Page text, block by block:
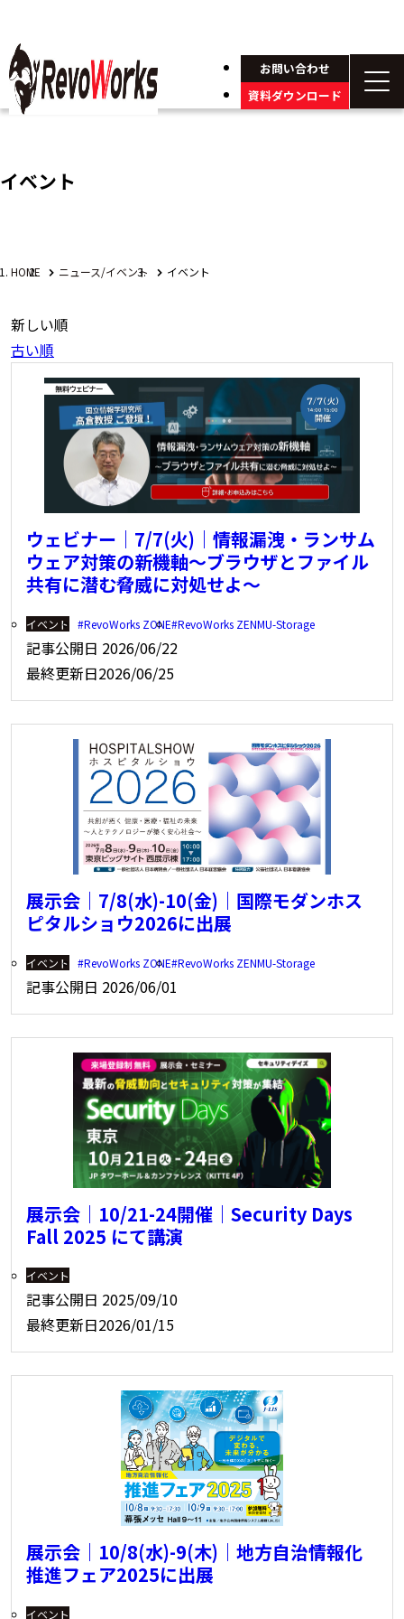
お問い合わせ
資料ダウンロード
イベント
HOME ニュース/イベント イベント
新しい順
古い順
ウェビナー｜7/7(火)｜情報漏洩・ランサム
ウェア対策の新機軸～ブラウザとファイル
共有に潜む脅威に対処せよ～
イベント RevoWorks ZONE RevoWorks ZENMU-Storage
記事公開日 2026/06/22
最終更新日2026/06/25
展示会｜7/8(水)-10(金)｜国際モダンホス
ピタルショウ2026に出展
イベント RevoWorks ZONE RevoWorks ZENMU-Storage
記事公開日 2026/06/01
展示会｜10/21-24開催｜Security Days
Fall 2025 にて講演
イベント
記事公開日 2025/09/10
最終更新日2026/01/15
展示会｜10/8(水)-9(木)｜地方自治情報化
推進フェア2025に出展
イベント